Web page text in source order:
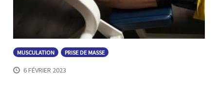
MUSCULATION PRISE DE MASSE
6 FÉVRIER 2023